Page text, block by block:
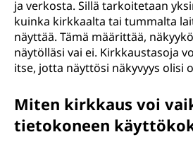
ja verkosta. Sillä tarkoitetaan
kuinka kirkkaalta tai tummalta
näyttää. Tämä määrittää,
näytölläsi vai ei. Kirkkaustasoja
itse, jotta näyttösi näkyvyys olisi
Miten kirkkaus voi
tietokoneen